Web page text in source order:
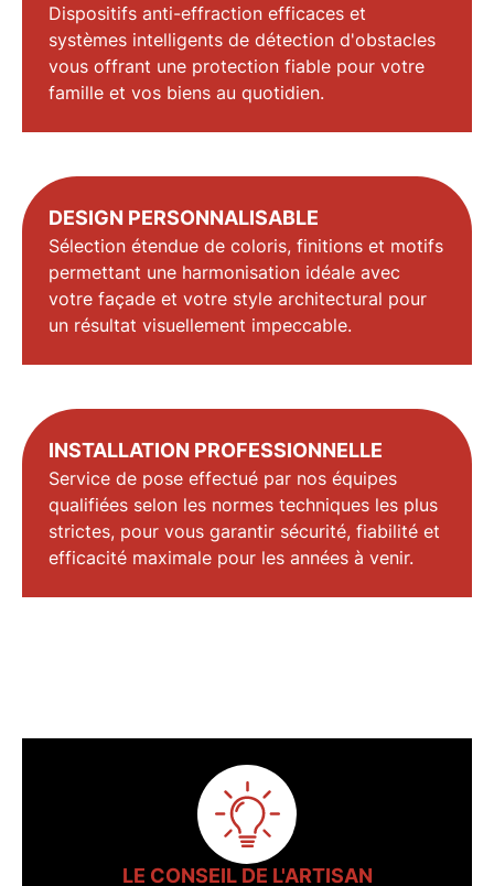
Dispositifs anti-effraction efficaces et
systèmes intelligents de détection d'obstacles
vous offrant une protection fiable pour votre
famille et vos biens au quotidien.
DESIGN PERSONNALISABLE
Sélection étendue de coloris, finitions et motifs
permettant une harmonisation idéale avec
votre façade et votre style architectural pour
un résultat visuellement impeccable.
INSTALLATION PROFESSIONNELLE
Service de pose effectué par nos équipes
qualifiées selon les normes techniques les plus
strictes, pour vous garantir sécurité, fiabilité et
efficacité maximale pour les années à venir.
LE CONSEIL DE L'ARTISAN